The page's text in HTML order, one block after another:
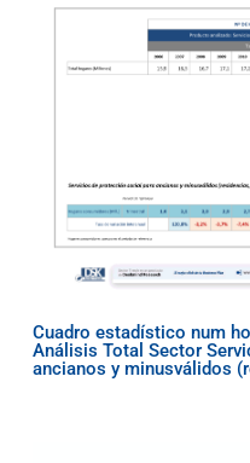
Cuadro estadístico num
Análisis Total Sector
ancianos y minusválidos